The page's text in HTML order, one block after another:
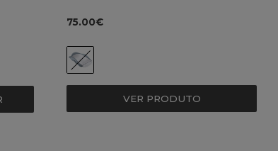
75.00€
VER PRODUTO